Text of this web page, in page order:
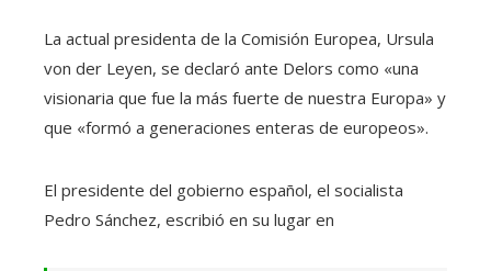
La actual presidenta de la Comisión Europea, Ursula
von der Leyen, se declaró ante Delors como «una
visionaria que fue la más fuerte de nuestra Europa» y
que «formó a generaciones enteras de europeos».
El presidente del gobierno español, el socialista
Pedro Sánchez, escribió en su lugar en